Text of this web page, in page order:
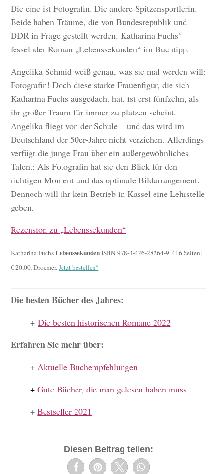
Die eine ist Fotografin. Die andere Spitzensportlerin.
Beide haben Träume, die von Bundesrepublik und
DDR in Frage gestellt werden. Katharina Fuchs‘
fesselnder Roman „Lebenssekunden“ im Buchtipp.
Angelika Schmid weiß genau, was sie mal werden will:
Fotografin! Doch diese starke Frauenfigur, die sich
Katharina Fuchs ausgedacht hat, ist erst fünfzehn, als
ihr großer Traum für immer zu platzen scheint.
Angelika fliegt von der Schule – und das wird im
Deutschland der 50er-Jahre nicht verziehen. Allerdings
verfügt die junge Frau über ein außergewöhnliches
Talent: Als Fotografin hat sie den Blick für den
richtigen Moment und das optimale Bildarrangement.
Dennoch will ihr kein Betrieb in Kassel eine Lehrstelle
geben.
Rezension zu „Lebenssekunden“
Katharina FuchsLebenssekundenISBN 978-3-426-28264-9, 416 Seiten |
€ 20,00, Droemer.Jetzt bestellen
Die besten Bücher des Jahres:
+Die besten historischen Romane 2022
Erfahren Sie mehr über:
+ Aktuelle Buchempfehlungen
+ Gute Bücher, die man gelesen haben muss
+Bestseller 2021
Diesen Beitrag teilen: